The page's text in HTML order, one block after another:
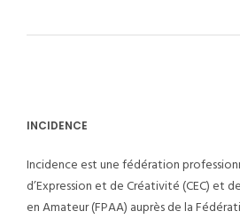
INCIDENCE
Incidence est une fédération
d’Expression et de Créativité (CEC) et
en Amateur (FPAA) auprès de la